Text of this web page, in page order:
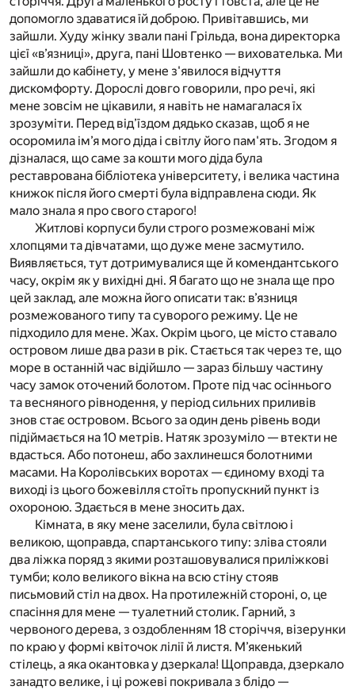
допомогло здаватися їй доброю. Привітавшись, ми
зайшли. Худу жінку звали пані Грільда, вона директорка
цієї «в’язниці», друга, пані Шовтенко — вихователька. Ми
зайшли до кабінету, у мене з'явилося відчуття
дискомфорту. Дорослі довго говорили, про речі, які
мене зовсім не цікавили, я навіть не намагалася їх
зрозуміти. Перед від’їздом дядько сказав, щоб я не
осоромила ім’я мого діда і світлу його пам'ять. Згодом я
дізналася, що саме за кошти мого діда була
реставрована бібліотека університету, і велика частина
книжок після його смерті була відправлена сюди. Як
мало знала я про свого старого!
Житлові корпуси були строго розмежовані між
хлопцями та дівчатами, що дуже мене засмутило.
Виявляється, тут дотримувалися ще й комендантського
часу, окрім як у вихідні дні. Я багато що не знала ще про
цей заклад, але можна його описати так: в’язниця
розмежованого типу та суворого режиму. Це не
підходило для мене. Жах. Окрім цього, це місто ставало
островом лише два рази в рік. Стається так через те, що
море в останній час відійшло — зараз більшу частину
часу замок оточений болотом. Проте під час осіннього
та весняного рівнодення, у період сильних приливів
знов стає островом. Всього за один день рівень води
підіймається на 10 метрів. Натяк зрозуміло — втекти не
вдасться. Або потонеш, або захлинешся болотними
масами. На Королівських воротах — єдиному вході та
виході із цього божевілля стоїть пропускний пункт із
охороною. Здається в мене зносить дах.
Кімната, в яку мене заселили, була світлою і
великою, щоправда, спартанського типу: зліва стояли
два ліжка поряд з якими розташовувалися приліжкові
тумби; коло великого вікна на всю стіну стояв
письмовий стіл на двох. На протилежній стороні, о, це
спасіння для мене — туалетний столик. Гарний, з
червоного дерева, з оздобленням 18 сторіччя, візерунки
по краю у формі квіточок лілії й листя. М’якенький
стілець, а яка окантовка у дзеркала! Щоправда, дзеркало
занадто велике, і ці рожеві покривала з блідо —